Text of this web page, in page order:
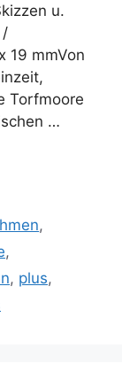
u.
/
19 mmVon
Torfmoore
…
,
,
, plus,